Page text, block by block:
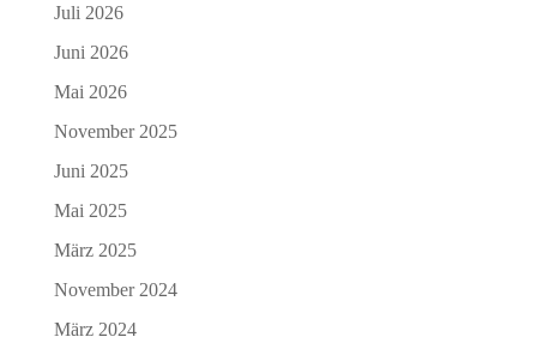
Juli 2026
Juni 2026
Mai 2026
November 2025
Juni 2025
Mai 2025
März 2025
November 2024
März 2024